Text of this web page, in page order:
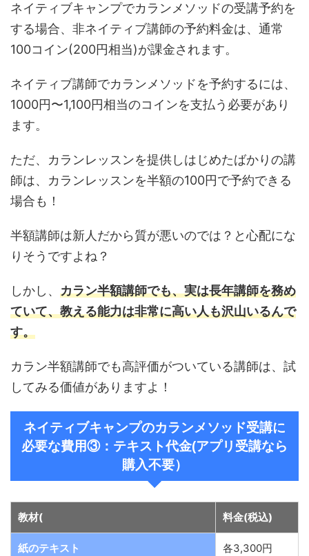
ネイティブキャンプでカランメソッドの受講予約を
する場合、非ネイティブ講師の予約料金は、通常
100コイン(200円相当)が課金されます。
ネイティブ講師でカランメソッドを予約するには、
1000円〜1,100円相当のコインを支払う必要があり
ます。
ただ、カランレッスンを提供しはじめたばかりの講
師は、カランレッスンを半額の100円で予約できる
場合も！
半額講師は新人だから質が悪いのでは？と心配にな
りそうですよね？
しかし、 カラン半額講師でも、実は長年講師を務め
ていて、教える能力は非常に高い人も沢山いるんで
す。
カラン半額講師でも高評価がついている講師は、試
してみる価値がありますよ！
ネイティブキャンプのカランメソッド受講に
必要な費用③：テキスト代金(アプリ受講なら
購入不要）
教材( 料金(税込)
紙のテキスト 各3,300円